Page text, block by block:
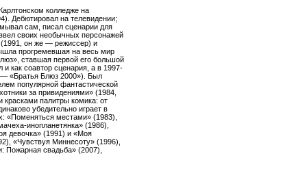
колледже на
Дебютировал на телевидении;
сам, писал сценарии для
своих необычных персонажей
он же — режиссер) и
прогремевшая на весь мир
ставшая первой его большой
как соавтор сценария, а в 1997-
— «Братья Блюз 2000»). Был
популярной фантастической
за привидениями» (1984,
красками палитры комика: от
убедительно играет в
«Поменяться местами» (1983),
инопланетянка» (1986),
девочка» (1991) и «Моя
«Чувствуя Миннесоту» (1996),
Пожарная свадьба» (2007),